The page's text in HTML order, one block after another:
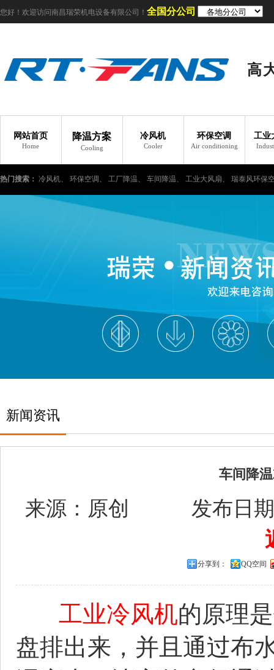
您好！欢迎访问南昌瑞荣机电设备有限公司！ 全国分公司
高
网站首页
Home
降温方案
Cooling
冷风机
Cooler
环保空调
Air conditioning
工业
热门搜索： 冷风机、 环保空调、 工厂降温、 车间降温、 工业大风扇、 瑞泰风环保
瑞泰风工业省电空调、
新闻资讯
车间降
来源：原创 发布日
分享到： QQ空间
工业冷风机的原理
盘排出来，并且通过布